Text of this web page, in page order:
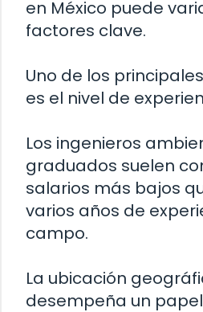
en México puede
factores clave.
Uno de los
es el nivel de
Los ingenieros
graduados suelen
salarios más bajos
varios años de
campo.
La ubicación
desempeña un